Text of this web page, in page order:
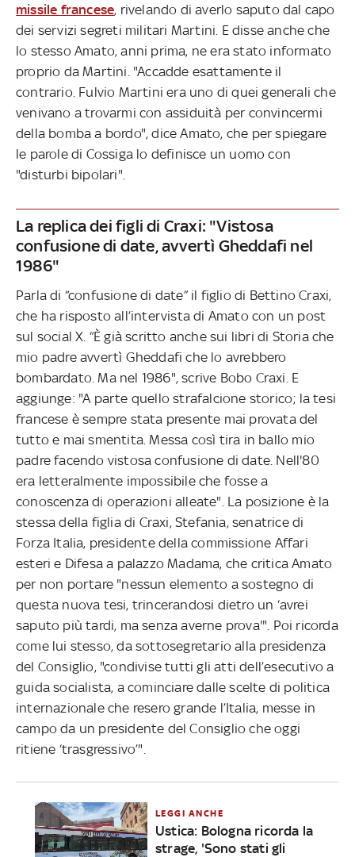
missile francese, rivelando di averlo saputo dal capo
dei servizi segreti militari Martini. E disse anche che
lo stesso Amato, anni prima, ne era stato informato
proprio da Martini. "Accadde esattamente il
contrario. Fulvio Martini era uno di quei generali che
venivano a trovarmi con assiduità per convincermi
della bomba a bordo", dice Amato, che per spiegare
le parole di Cossiga lo definisce un uomo con
"disturbi bipolari".
La replica dei figli di Craxi: "Vistosa
confusione di date, avvertì Gheddafi nel
1986"
Parla di “confusione di date” il figlio di Bettino Craxi,
che ha risposto all’intervista di Amato con un post
sul social X. “È già scritto anche sui libri di Storia che
mio padre avvertì Gheddafi che lo avrebbero
bombardato. Ma nel 1986", scrive Bobo Craxi. E
aggiunge: "A parte quello strafalcione storico; la tesi
francese è sempre stata presente mai provata del
tutto e mai smentita. Messa così tira in ballo mio
padre facendo vistosa confusione di date. Nell'80
era letteralmente impossibile che fosse a
conoscenza di operazioni alleate". La posizione è la
stessa della figlia di Craxi, Stefania, senatrice di
Forza Italia, presidente della commissione Affari
esteri e Difesa a palazzo Madama, che critica Amato
per non portare "nessun elemento a sostegno di
questa nuova tesi, trincerandosi dietro un ‘avrei
saputo più tardi, ma senza averne prova'". Poi ricorda
come lui stesso, da sottosegretario alla presidenza
del Consiglio, "condivise tutti gli atti dell’esecutivo a
guida socialista, a cominciare dalle scelte di politica
internazionale che resero grande l’Italia, messe in
campo da un presidente del Consiglio che oggi
ritiene ‘trasgressivo’".
LEGGI ANCHE
Ustica: Bologna ricorda la
strage, 'Sono stati gli